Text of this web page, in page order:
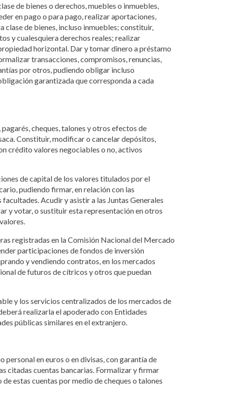
de bienes o derechos, muebles o inmuebles,
en pago o para pago, realizar aportaciones,
de bienes, incluso inmuebles; constituir,
y cualesquiera derechos reales; realizar
horizontal. Dar y tomar dinero a préstamo
transacciones, compromisos, renuncias,
por otros, pudiendo obligar incluso
garantizada que corresponda a cada
cheques, talones y otros efectos de
Constituir, modificar o cancelar depósitos,
crédito valores negociables o no, activos
de capital de los valores titulados por el
pudiendo firmar, en relación con las
Acudir y asistir a las Juntas Generales
y votar, o sustituir esta representación en otros
registradas en la Comisión Nacional del Mercado
participaciones de fondos de inversión
y vendiendo contratos, en los mercados
de futuros de cítricos y otros que puedan
y los servicios centralizados de los mercados de
realizarla el apoderado con Entidades
públicas similares en el extranjero.
en euros o en divisas, con garantía de
citadas cuentas bancarias. Formalizar y firmar
estas cuentas por medio de cheques o talones